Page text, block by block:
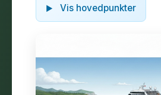
Vis hovedpunkter